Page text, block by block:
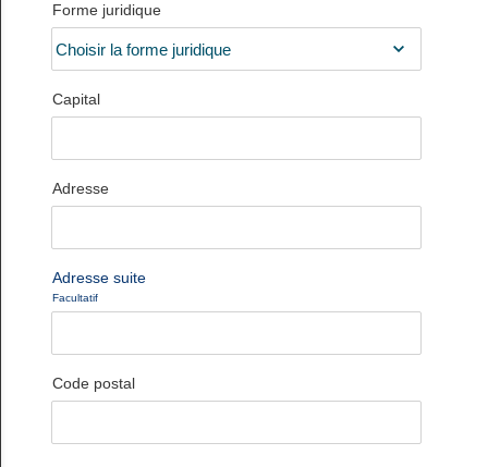
Forme juridique
Capital
Adresse
Adresse suite
Facultatif
Code postal